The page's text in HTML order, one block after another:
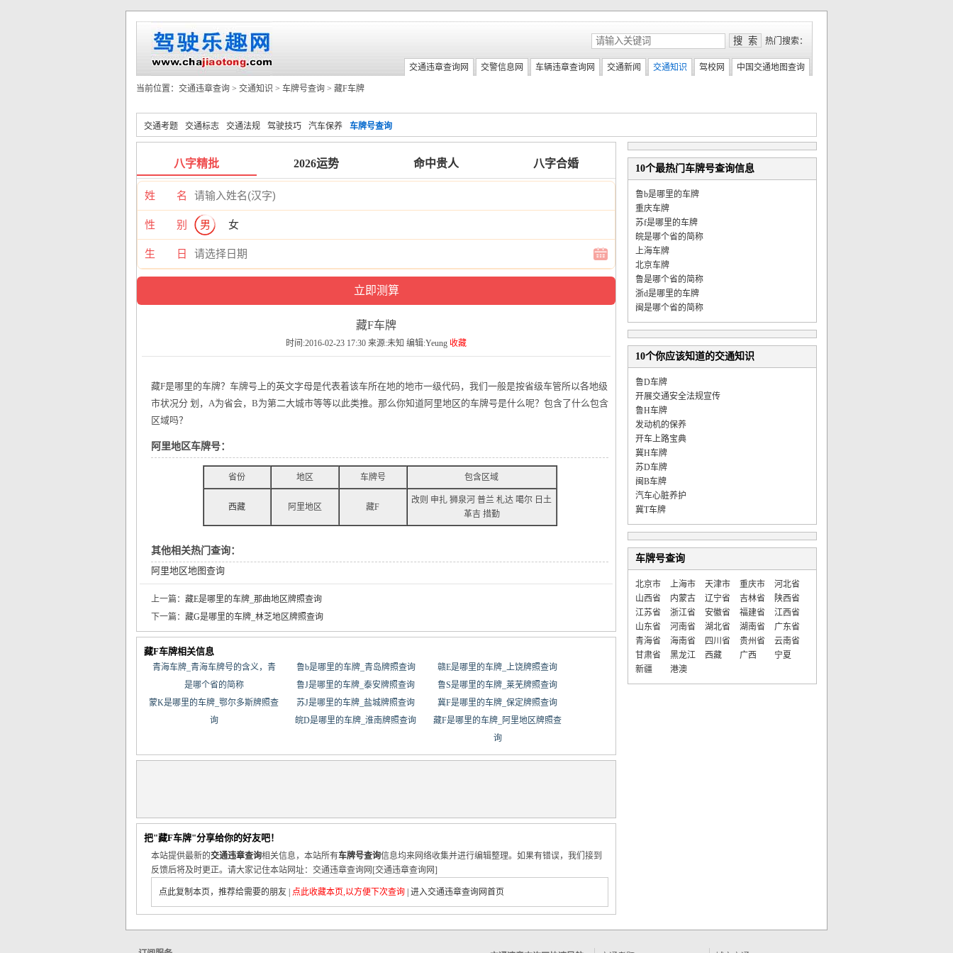
热门搜索：
交通违章查询网 交警信息网 车辆违章查询网 交通新闻 交通知识 驾校网 中国交通地图查询
当前位置： 交通违章查询 > 交通知识 > 车牌号查询 > 藏F车牌
交通考题 交通标志 交通法规 驾驶技巧 汽车保养 车牌号查询
八字精批 2026运势 命中贵人 八字合婚
姓 名
性 别 男 女
生 日
藏F车牌
时间:2016-02-23 17:30 来源:未知 编辑:Yeung 收藏
藏F是哪里的车牌？车牌号上的英文字母是代表着该车所在地的地市一级代码，我们一般是按省级车管所以各地级
市状况分 划，A为省会，B为第二大城市等等以此类推。那么你知道阿里地区的车牌号是什么呢？包含了什么包含
区域吗？
阿里地区车牌号：
省份 地区 车牌号 包含区域
西藏 阿里地区 藏F
改则 申扎 狮泉河 普兰 札达 噶尔 日土
革吉 措勤
其他相关热门查询：
阿里地区地图查询
上一篇： 藏E是哪里的车牌_那曲地区牌照查询
下一篇： 藏G是哪里的车牌_林芝地区牌照查询
藏F车牌相关信息
青海车牌_青海车牌号的含义，青
是哪个省的简称
鲁b是哪里的车牌_青岛牌照查询
赣E是哪里的车牌_上饶牌照查询
鲁J是哪里的车牌_泰安牌照查询
鲁S是哪里的车牌_莱芜牌照查询
蒙K是哪里的车牌_鄂尔多斯牌照查
询
苏J是哪里的车牌_盐城牌照查询
冀F是哪里的车牌_保定牌照查询
皖D是哪里的车牌_淮南牌照查询
藏F是哪里的车牌_阿里地区牌照查
询
把"藏F车牌"分享给你的好友吧！
本站提供最新的交通违章查询相关信息，本站所有车牌号查询信息均来网络收集并进行编辑整理。如果有错误，我们接到
反馈后将及时更正。请大家记住本站网址：交通违章查询网[交通违章查询网]
点此复制本页，推荐给需要的朋友 点此收藏本页,以方便下次查询 进入交通违章查询网首页
10个最热门车牌号查询信息
鲁b是哪里的车牌
重庆车牌
苏f是哪里的车牌
皖是哪个省的简称
上海车牌
北京车牌
鲁是哪个省的简称
浙d是哪里的车牌
闽是哪个省的简称
10个你应该知道的交通知识
鲁D车牌
开展交通安全法规宣传
鲁H车牌
发动机的保养
开车上路宝典
冀H车牌
苏D车牌
闽B车牌
汽车心脏养护
冀T车牌
车牌号查询
北京市 上海市 天津市 重庆市
河北省
山西省
内蒙古 辽宁省 吉林省
陕西省
江苏省
浙江省 安徽省 福建省
江西省
山东省
河南省 湖北省 湖南省
广东省
青海省
海南省 四川省 贵州省
云南省
甘肃省
黑龙江 西藏 广西
宁夏
新疆
港澳